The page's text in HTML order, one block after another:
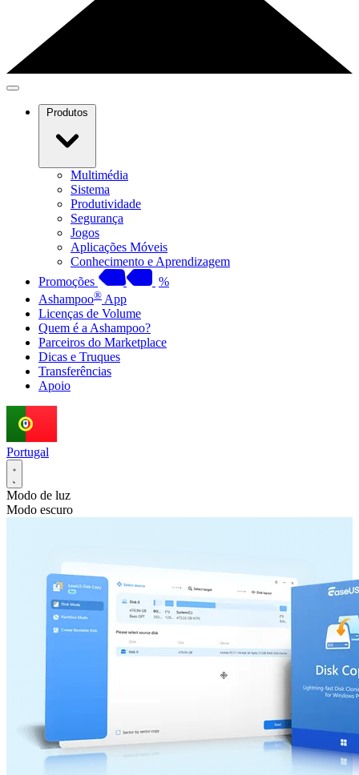
Produtos
Multimédia
Sistema
Produtividade
Segurança
Jogos
Aplicações Móveis
Conhecimento e Aprendizagem
Promoções
%
Ashampoo® App
Licenças de Volume
Quem é a Ashampoo?
Parceiros do Marketplace
Dicas e Truques
Transferências
Apoio
Portugal
Modo de luz
Modo escuro